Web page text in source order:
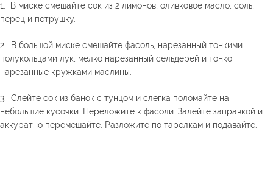
1. В миске смешайте сок из 2 лимонов, оливковое масло, соль,
перец и петрушку.
2. В большой миске смешайте фасоль, нарезанный тонкими
полукольцами лук, мелко нарезанный сельдерей и тонко
нарезанные кружками маслины.
3. Слейте сок из банок с тунцом и слегка поломайте на
небольшие кусочки. Переложите к фасоли. Залейте заправкой и
аккуратно перемешайте. Разложите по тарелкам и подавайте.